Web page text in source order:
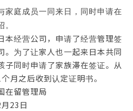
家庭成员一同来日，同时申请在
。
本经营公司，申请了经营管理签
。为了让家人也一起来日本共同
子同时申请了家族滞在签证。从
月之后收到认定证明书。
在留管理局
23日